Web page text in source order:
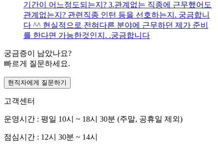
기간이 어느정도되는지? 3.관계없는 직종에 근무했어도
관계없는지? 관련직종 인턴 등을 선호하는지. 궁금합니
다 ^^ 현실적으로 전혀다른 분야에 근무하던 제가 준비
를 한다면 가능한것인지. .궁금합니다
궁금증이 남았나요?
빠르게 질문하세요.
현직자에게 질문하기
고객센터
운영시간 : 평일 10시 ~ 18시 30분 (주말, 공휴일 제외)
점심시간 : 12시 30분 ~ 14시